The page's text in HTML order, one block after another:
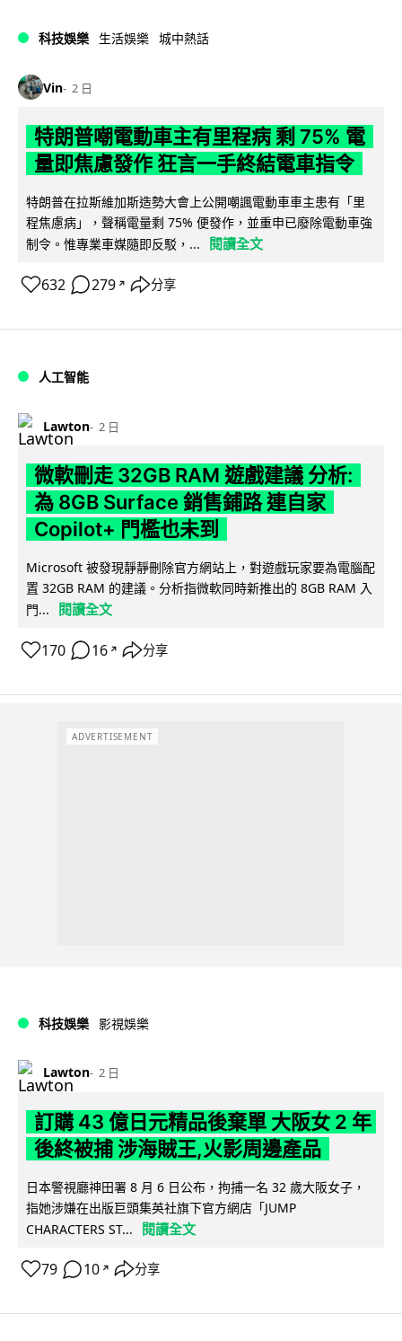
科技娛樂 生活娛樂 城中熱話
Vin 2 日
特朗普嘲電動車主有里程病 剩 75% 電
量即焦慮發作 狂言一手終結電車指令
特朗普在拉斯維加斯造勢大會上公開嘲諷電動車車主患有「里
程焦慮病」，聲稱電量剩 75% 便發作，並重申已廢除電動車強
制令。惟專業車媒隨即反駁，...
閱讀全文
632 279 ↗ 分享
人工智能
Lawton 2 日
微軟刪走 32GB RAM 遊戲建議 分析:
為 8GB Surface 銷售鋪路 連自家
Copilot+ 門檻也未到
Microsoft 被發現靜靜刪除官方網站上，對遊戲玩家要為電腦配
置 32GB RAM 的建議。分析指微軟同時新推出的 8GB RAM 入
門...
閱讀全文
170 16 ↗ 分享
ADVERTISEMENT
科技娛樂 影視娛樂
Lawton 2 日
訂購 43 億日元精品後棄單 大阪女 2 年
後終被捕 涉海賊王,火影周邊產品
日本警視廳神田署 8 月 6 日公布，拘捕一名 32 歲大阪女子，
指她涉嫌在出版巨頭集英社旗下官方網店「JUMP
CHARACTERS ST...
閱讀全文
79 10 ↗ 分享